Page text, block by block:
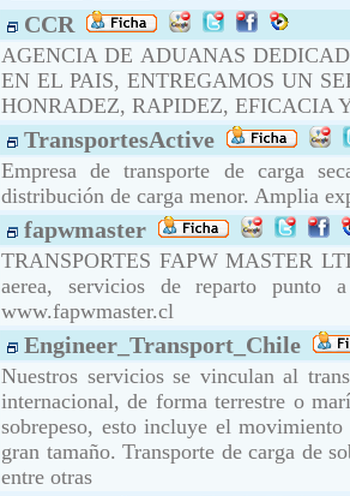
CCR
AGENCIA DE ADUANAS
EN EL PAIS, ENTREGAMOS UN
HONRADEZ, RAPIDEZ, EFICACIA
TransportesActive
Empresa de transporte de carga
distribución de carga menor. Amplia
fapwmaster
TRANSPORTES FAPW MASTER
aerea, servicios de reparto punto
www.fapwmaster.cl
Engineer_Transport_Chile
Nuestros servicios se vinculan al
internacional, de forma terrestre o
sobrepeso, esto incluye el
gran tamaño. Transporte de carga de
entre otras